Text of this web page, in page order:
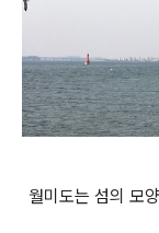
월미도는 섬의 모